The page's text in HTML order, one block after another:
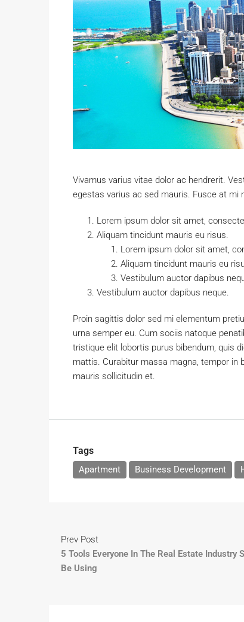
Vivamus varius vitae dolor ac hendrerit.
egestas varius ac sed mauris. Fusce at mi
Lorem ipsum dolor sit amet,
Aliquam tincidunt mauris eu risus.
Lorem ipsum dolor sit amet,
Aliquam tincidunt mauris eu
Vestibulum auctor dapibus
Vestibulum auctor dapibus neque.
Proin sagittis dolor sed mi elementum
urna semper eu. Cum sociis natoque
tristique elit lobortis purus bibendum, quis
mattis. Curabitur massa magna, tempor in
mauris sollicitudin et.
Tags
Apartment Business Development
Prev Post
5 Tools Everyone In The Real Estate Industry
Be Using